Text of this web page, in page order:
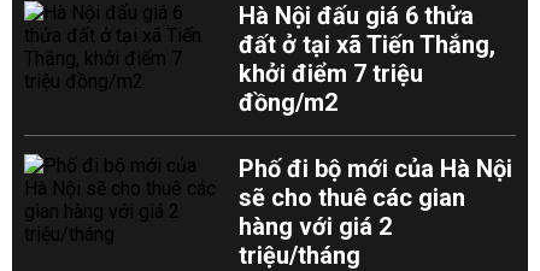
Hà Nội đấu giá 6 thửa
đất ở tại xã Tiến Thắng,
khởi điểm 7 triệu
đồng/m2
Phố đi bộ mới của Hà Nội
sẽ cho thuê các gian
hàng với giá 2
triệu/tháng